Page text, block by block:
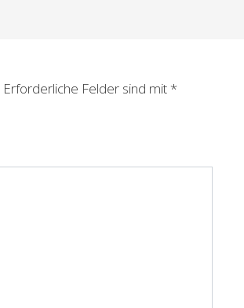
Erforderliche Felder sind mit*